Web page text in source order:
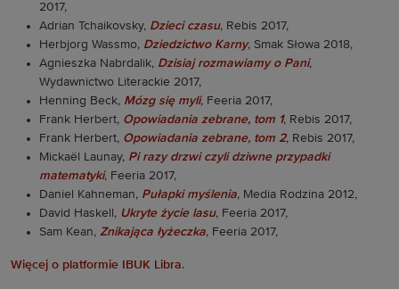
2017,
Adrian Tchaikovsky, Dzieci czasu, Rebis 2017,
Herbjorg Wassmo, Dziedzictwo Karny, Smak Słowa 2018,
Agnieszka Nabrdalik, Dzisiaj rozmawiamy o Pani,
Wydawnictwo Literackie 2017,
Henning Beck, Mózg się myli, Feeria 2017,
Frank Herbert, Opowiadania zebrane, tom 1, Rebis 2017,
Frank Herbert, Opowiadania zebrane, tom 2, Rebis 2017,
Mickaël Launay, Pi razy drzwi czyli dziwne przypadki
matematyki, Feeria 2017,
Daniel Kahneman, Pułapki myślenia, Media Rodzina 2012,
David Haskell, Ukryte życie lasu, Feeria 2017,
Sam Kean, Znikająca łyżeczka, Feeria 2017,
Więcej o platformie IBUK Libra.